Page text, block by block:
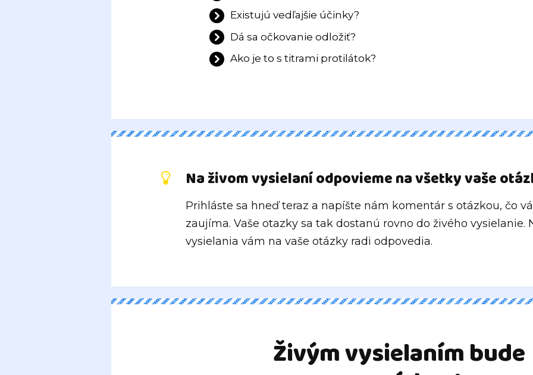
Existujú vedľajšie účinky?
Dá sa očkovanie odložiť?
Ako je to s titrami protilátok?
Na živom vysielaní odpovieme na všetky vaše
Prihláste sa hneď teraz a napíšte nám komentár s otázkou, čo
zaujíma. Vaše otazky sa tak dostanú rovno do živého vysielanie.
vysielania vám na vaše otázky radi odpovedia.
Živým vysielaním bude